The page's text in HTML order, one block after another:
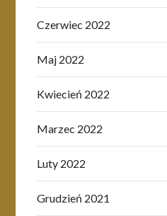
Czerwiec 2022
Maj 2022
Kwiecień 2022
Marzec 2022
Luty 2022
Grudzień 2021